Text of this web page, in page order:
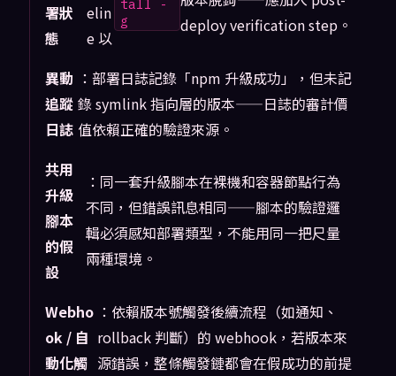
署狀
態
elin
e 以
tall -
g
deploy verification step。
異動
追蹤
日誌
：部署日誌記錄「npm 升級成功」，但未記
錄 symlink 指向層的版本——日誌的審計價
值依賴正確的驗證來源。
共用
升級
腳本
的假
設
：同一套升級腳本在裸機和容器節點行為
不同，但錯誤訊息相同——腳本的驗證邏
輯必須感知部署類型，不能用同一把尺量
兩種環境。
Webho
ok / 自
動化觸
：依賴版本號觸發後續流程（如通知、
rollback 判斷）的 webhook，若版本來
源錯誤，整條觸發鏈都會在假成功的前提